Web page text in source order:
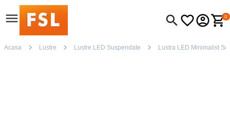
0
Acasa Lustre Lustre LED Suspendate Lustra LED Minimalist